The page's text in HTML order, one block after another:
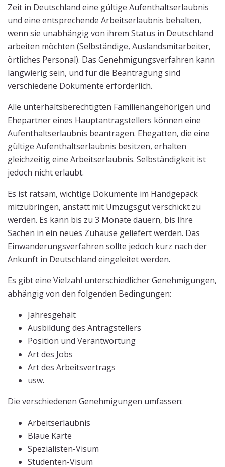
Zeit in Deutschland eine gültige Aufenthaltserlaubnis
und eine entsprechende Arbeitserlaubnis behalten,
wenn sie unabhängig von ihrem Status in Deutschland
arbeiten möchten (Selbständige, Auslandsmitarbeiter,
örtliches Personal). Das Genehmigungsverfahren kann
langwierig sein, und für die Beantragung sind
verschiedene Dokumente erforderlich.
Alle unterhaltsberechtigten Familienangehörigen und
Ehepartner eines Hauptantragstellers können eine
Aufenthaltserlaubnis beantragen. Ehegatten, die eine
gültige Aufenthaltserlaubnis besitzen, erhalten
gleichzeitig eine Arbeitserlaubnis. Selbständigkeit ist
jedoch nicht erlaubt.
Es ist ratsam, wichtige Dokumente im Handgepäck
mitzubringen, anstatt mit Umzugsgut verschickt zu
werden. Es kann bis zu 3 Monate dauern, bis Ihre
Sachen in ein neues Zuhause geliefert werden. Das
Einwanderungsverfahren sollte jedoch kurz nach der
Ankunft in Deutschland eingeleitet werden.
Es gibt eine Vielzahl unterschiedlicher Genehmigungen,
abhängig von den folgenden Bedingungen:
Jahresgehalt
Ausbildung des Antragstellers
Position und Verantwortung
Art des Jobs
Art des Arbeitsvertrags
usw.
Die verschiedenen Genehmigungen umfassen:
Arbeitserlaubnis
Blaue Karte
Spezialisten-Visum
Studenten-Visum